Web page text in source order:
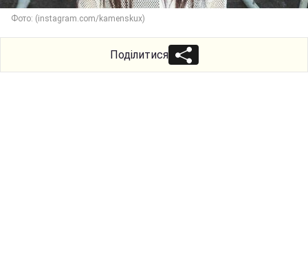
Фото: (instagram.com/kamenskux)
Поділитися